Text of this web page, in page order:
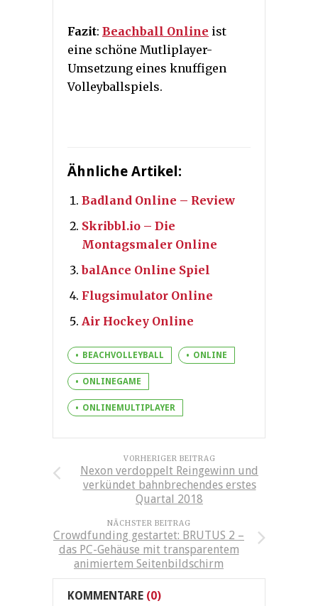
Fazit: Beachball Online ist
eine schöne Mutliplayer-
Umsetzung eines knuffigen
Volleyballspiels.
Ähnliche Artikel:
Badland Online – Review
Skribbl.io – Die
Montagsmaler Online
balAnce Online Spiel
Flugsimulator Online
Air Hockey Online
BEACHVOLLEYBALL ONLINE
ONLINEGAME
ONLINEMULTIPLAYER
VORHERIGER BEITRAG
Nexon verdoppelt Reingewinn und
verkündet bahnbrechendes erstes
Quartal 2018
NÄCHSTER BEITRAG
Crowdfunding gestartet: BRUTUS 2 –
das PC-Gehäuse mit transparentem
animiertem Seitenbildschirm
KOMMENTARE (0)